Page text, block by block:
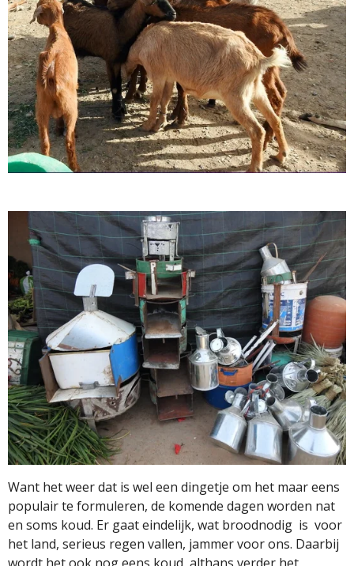
Want het weer dat is wel een dingetje om het maar eens
populair te formuleren, de komende dagen worden nat
en soms koud. Er gaat eindelijk, wat broodnodig is voor
het land, serieus regen vallen, jammer voor ons. Daarbij